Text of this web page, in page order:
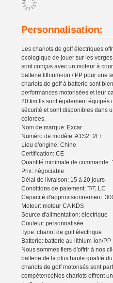
Personnalisation:
Les chariots de golf électriques
écologique de jouer sur les
sont conçus avec un moteur à
batterie lithium-ion / PP pour une
chariots de golf à batterie sont
performances motorisées et leur
20 km.Ils sont également équipés
sécurité et sont disponibles dans
colorées.
Nom de marque: Excar
Numéro de modèle: A1S2+2FF
Lieu d'origine: Chine
Certification: CE
Quantité minimale de commande:
Prix: négociable
Délai de livraison: 15 à 20 jours
Conditions de paiement: T/T, LC
Capacité d'approvisionnement:
Moteur: moteur CA KDS
Source d'alimentation: électrique
Couleur: personnalisée
Type: chariot de golf électrique
Batterie: batterie au lithium-ion/PP
Nous sommes fiers d'offrir à nos
batterie de la plus haute qualité
chariots de golf motorisés sont
compétenceNos chariots offrent